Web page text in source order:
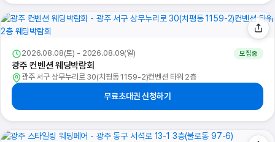
2026.08.08(토) - 2026.08.09(일) 모집중
광주 컨벤션 웨딩박람회
광주 서구 상무누리로 30(치평동 1159-2)컨벤션 타워 2층
무료초대권 신청하기